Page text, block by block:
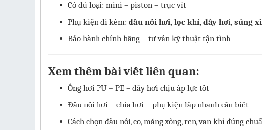
Có đủ loại: mini – piston – trục vít
Phụ kiện đi kèm: đầu nối hơi, lọc khí, dây hơi, súng
Bảo hành chính hãng – tư vấn kỹ thuật tận tình
Xem thêm bài viết liên quan:
Ống hơi PU – PE – dây hơi chịu áp lực tốt
Đầu nối hơi – chia hơi – phụ kiện lắp nhanh cần biết
Cách chọn đầu nối, co, măng xông, ren, van khí đúng